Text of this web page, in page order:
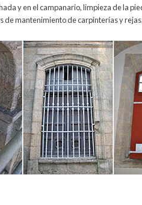
y en el campanario, limpieza de la
mantenimiento de carpinterías y